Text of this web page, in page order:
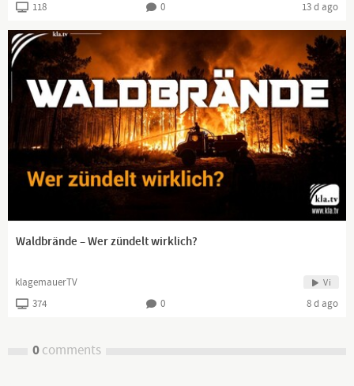
118 0 13 d ago
Waldbrände – Wer zündelt wirklich?
klagemauerTV Vi
374 0 8 d ago
0comments